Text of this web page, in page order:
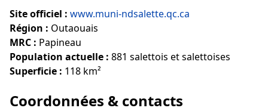
Site officiel : www.muni-ndsalette.qc.ca
Région : Outaouais
MRC : Papineau
Population actuelle : 881 salettois et salettoises
Superficie : 118 km²
Coordonnées & contacts